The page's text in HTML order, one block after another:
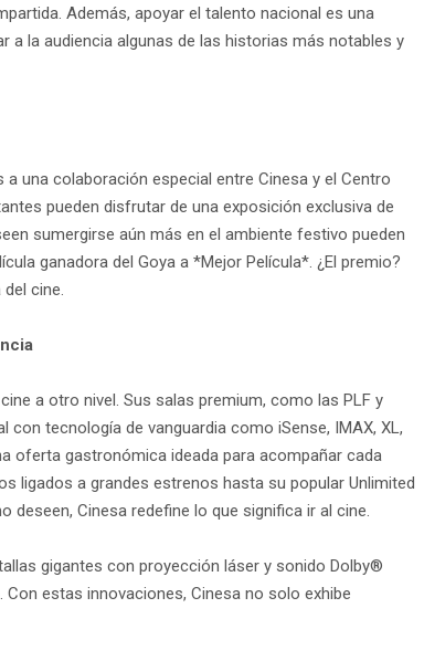
Además, apoyar el talento nacional es una
a la audiencia algunas de las historias más notables y
una colaboración especial entre Cinesa y el Centro
pueden disfrutar de una exposición exclusiva de
sumergirse aún más en el ambiente festivo pueden
ganadora del Goya a *Mejor Película*. ¿El premio?
cine.
a otro nivel. Sus salas premium, como las PLF y
tecnología de vanguardia como iSense, IMAX, XL,
oferta gastronómica ideada para acompañar cada
ligados a grandes estrenos hasta su popular Unlimited
Cinesa redefine lo que significa ir al cine.
gigantes con proyección láser y sonido Dolby®
estas innovaciones, Cinesa no solo exhibe